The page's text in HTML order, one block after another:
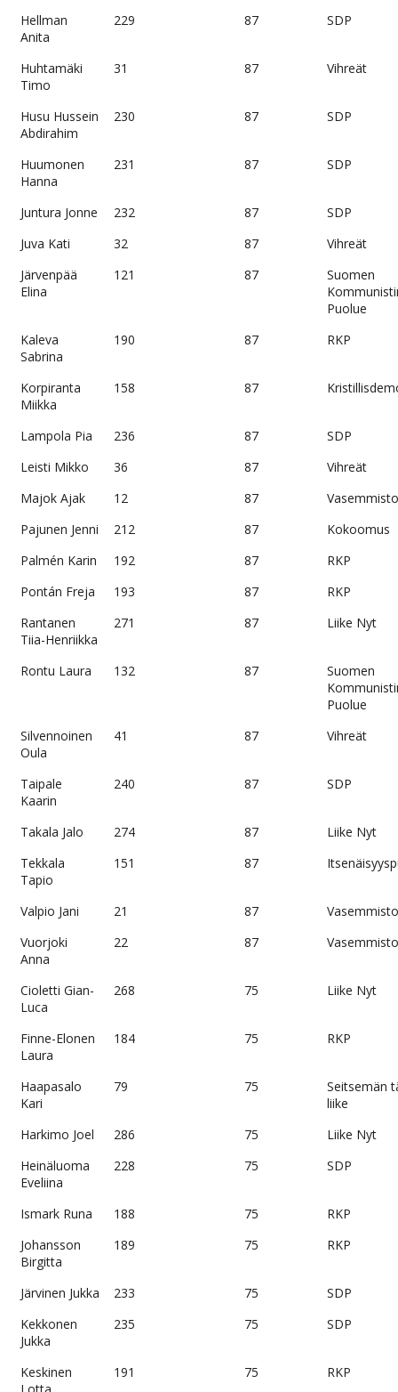
Hellman
Anita
229 87 SDP
Huhtamäki
Timo
31 87 Vihreät
Husu Hussein
Abdirahim
230 87 SDP
Huumonen
Hanna
231 87 SDP
Juntura Jonne 232 87
SDP
Juva Kati
32 87
Vihreät
Järvenpää
Elina
121 87
Suomen
Puolue
Kaleva
Sabrina
190 87 RKP
Korpiranta
Miikka
158 87
Lampola Pia 236 87
SDP
Leisti Mikko
36 87
Vihreät
Majok Ajak
12 87
Pajunen Jenni
212 87
Kokoomus
Palmén Karin
192 87
RKP
Pontán Freja
193 87
RKP
Rantanen
Tiia-Henriikka
271 87 Liike Nyt
Rontu Laura 132 87
Suomen
Puolue
Silvennoinen
Oula
41 87 Vihreät
Taipale
Kaarin
240 87 SDP
Takala Jalo 274 87
Liike Nyt
Tekkala
Tapio
151 87
Valpio Jani 21 87
Vuorjoki
Anna
22 87
Cioletti Gian-
Luca
268 75 Liike Nyt
Finne-Elonen
Laura
184 75 RKP
Haapasalo
Kari
79 75
Seitsemän
liike
Harkimo Joel
286 75
Liike Nyt
Heinäluoma
Eveliina
228 75 SDP
Ismark Runa 188 75
RKP
Johansson
Birgitta
189 75 RKP
Järvinen Jukka 233 75
SDP
Kekkonen
Jukka
235 75 SDP
Keskinen
191 75 RKP